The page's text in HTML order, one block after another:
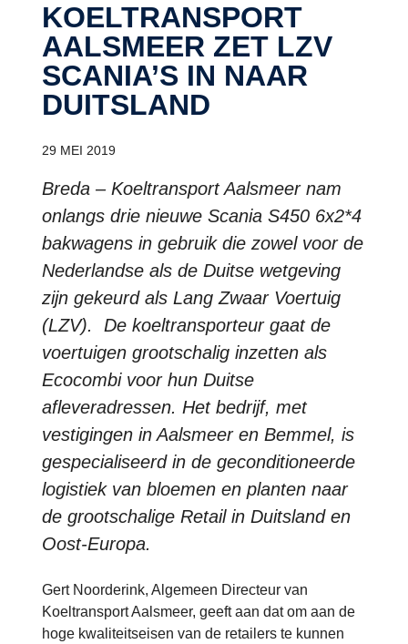
KOELTRANSPORT
AALSMEER ZET LZV
SCANIA’S IN NAAR
DUITSLAND
29 MEI 2019
Breda – Koeltransport Aalsmeer nam
onlangs drie nieuwe Scania S450 6x2*4
bakwagens in gebruik die zowel voor de
Nederlandse als de Duitse wetgeving
zijn gekeurd als Lang Zwaar Voertuig
(LZV). De koeltransporteur gaat de
voertuigen grootschalig inzetten als
Ecocombi voor hun Duitse
afleveradressen. Het bedrijf, met
vestigingen in Aalsmeer en Bemmel, is
gespecialiseerd in de geconditioneerde
logistiek van bloemen en planten naar
de grootschalige Retail in Duitsland en
Oost-Europa.
Gert Noorderink, Algemeen Directeur van
Koeltransport Aalsmeer, geeft aan dat om aan de
hoge kwaliteitseisen van de retailers te kunnen